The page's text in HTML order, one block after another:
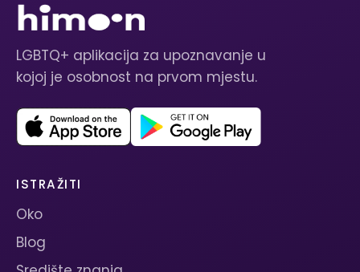
LGBTQ+ aplikacija za upoznavanje u
kojoj je osobnost na prvom mjestu.
ISTRAŽITI
Oko
Blog